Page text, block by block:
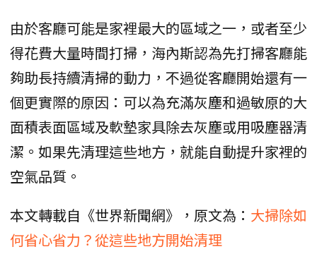
由於客廳可能是家裡最大的區域之一，或者至少
得花費大量時間打掃，海內斯認為先打掃客廳能
夠助長持續清掃的動力，不過從客廳開始還有一
個更實際的原因：可以為充滿灰塵和過敏原的大
面積表面區域及軟墊家具除去灰塵或用吸塵器清
潔。如果先清理這些地方，就能自動提升家裡的
空氣品質。
本文轉載自《世界新聞網》，原文為： 大掃除如
何省心省力？從這些地方開始清理